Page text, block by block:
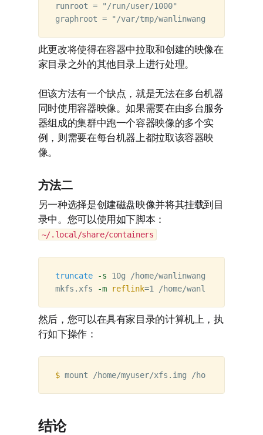
runroot = "/run/user/1000"
此更改将使得在容器中拉取和创建的映像在
家目录之外的其他目录上进行处理。
但该方法有一个缺点，就是无法在多台机器
同时使用容器映像。如果需要在由多台服务
器组成的集群中跑一个容器映像的多个实
例，则需要在每台机器上都拉取该容器映
像。
方法二
另一种选择是创建磁盘映像并将其挂载到目
录中。您可以使用如下脚本：
~/.local/share/containers
truncate -s 10g /home/wanlinwang/xfs.img
mkfs.xfs
-m reflink=
然后，您可以在具有家目录的计算机上，执
行如下操作：
$
结论